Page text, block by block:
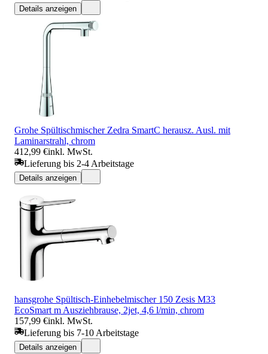
Details anzeigen
Grohe Spültischmischer Zedra SmartC herausz. Ausl. mit
Laminarstrahl, chrom
412,99 €inkl. MwSt.
Lieferung bis 2-4 Arbeitstage
Details anzeigen
hansgrohe Spültisch-Einhebelmischer 150 Zesis M33
EcoSmart m Ausziehbrause, 2jet, 4,6 l/min, chrom
157,99 €inkl. MwSt.
Lieferung bis 7-10 Arbeitstage
Details anzeigen